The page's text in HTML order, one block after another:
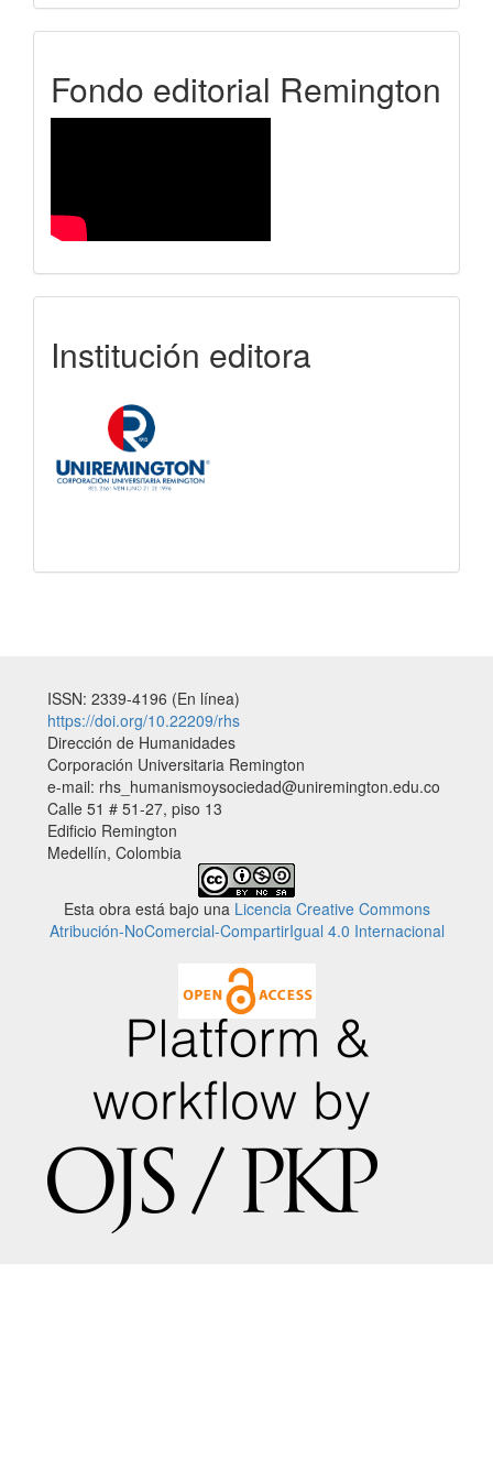
Fondo editorial Remington
Institución editora
ISSN: 2339-4196 (En línea)
https://doi.org/10.22209/rhs
Dirección de Humanidades
Corporación Universitaria Remington
e-mail: rhs_humanismoysociedad@uniremington.edu.co
Calle 51 # 51-27, piso 13
Edificio Remington
Medellín, Colombia
Esta obra está bajo una Licencia Creative Commons
Atribución-NoComercial-CompartirIgual 4.0 Internacional